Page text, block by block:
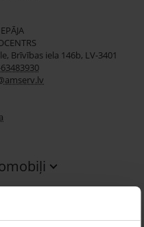
Brīvības iela 146b, LV-3401